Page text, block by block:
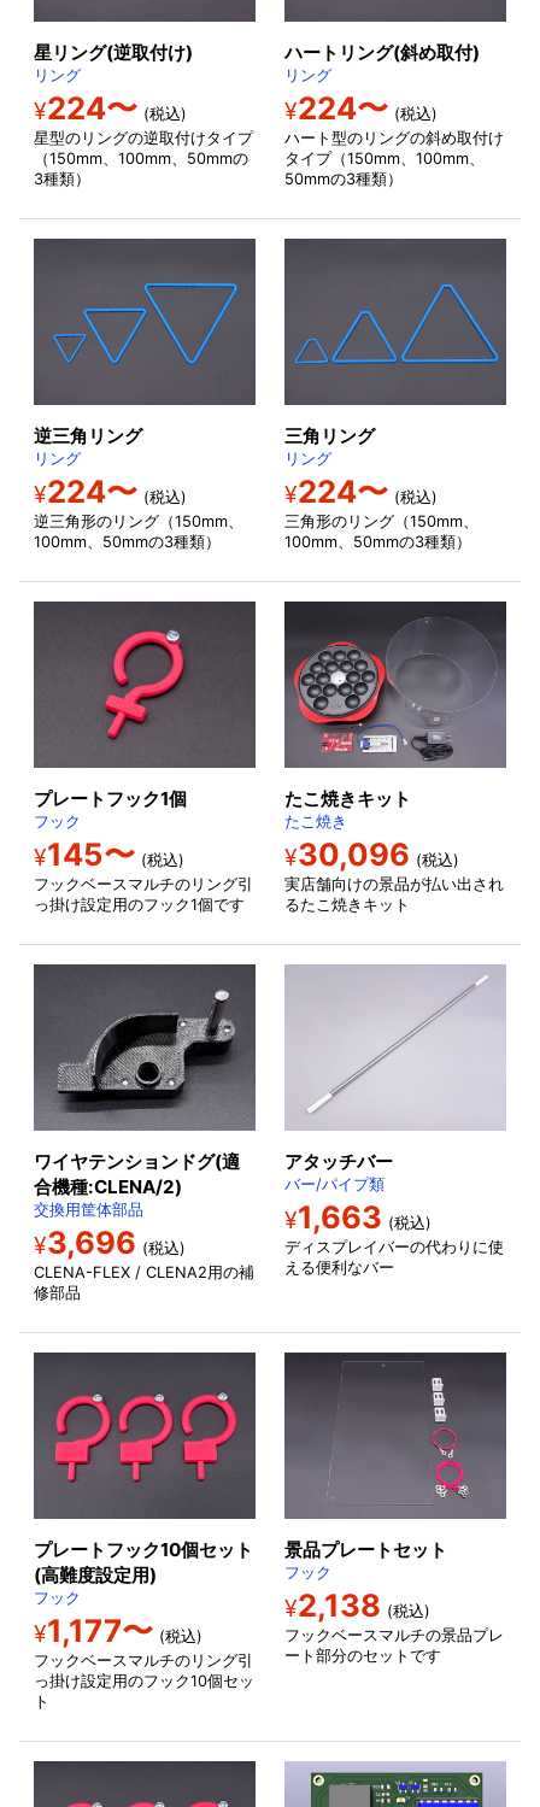
星リング(逆取付け)
リング
¥224〜 (税込)
星型のリングの逆取付けタイプ
（150mm、100mm、50mmの
3種類）
ハートリング(斜め取付)
リング
¥224〜 (税込)
ハート型のリングの斜め取付け
タイプ（150mm、100mm、
50mmの3種類）
逆三角リング
リング
¥224〜 (税込)
逆三角形のリング（150mm、
100mm、50mmの3種類）
三角リング
リング
¥224〜 (税込)
三角形のリング（150mm、
100mm、50mmの3種類）
プレートフック1個
フック
¥145〜 (税込)
フックベースマルチのリング引
っ掛け設定用のフック1個です
たこ焼きキット
たこ焼き
¥30,096 (税込)
実店舗向けの景品が払い出され
るたこ焼きキット
ワイヤテンションドグ(適
合機種:CLENA/2)
交換用筐体部品
¥3,696 (税込)
CLENA-FLEX / CLENA2用の補
修部品
アタッチバー
バー/パイプ類
¥1,663 (税込)
ディスプレイバーの代わりに使
える便利なバー
プレートフック10個セット
(高難度設定用)
フック
¥1,177〜 (税込)
フックベースマルチのリング引
っ掛け設定用のフック10個セッ
ト
景品プレートセット
フック
¥2,138 (税込)
フックベースマルチの景品プレ
ート部分のセットです